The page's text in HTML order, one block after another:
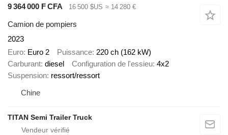
9 364 000 F CFA 16 500 $US ≈ 14 280 €
Camion de pompiers
2023
Euro Euro 2 Puissance 220 ch (162 kW)
Carburant diesel Configuration de l'essieu 4x2
Suspension ressort/ressort
Chine
TITAN Semi Trailer Truck